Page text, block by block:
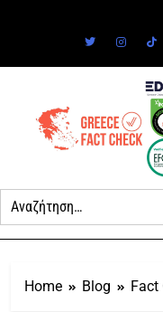
Home Blog Fact